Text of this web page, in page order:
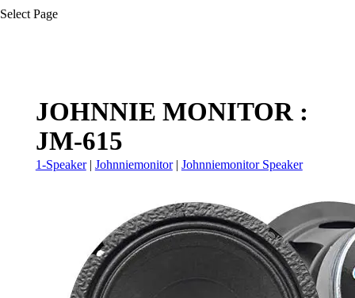
Select Page
JOHNNIE MONITOR :
JM-615
1-Speaker| Johnniemonitor| Johnniemonitor Speaker